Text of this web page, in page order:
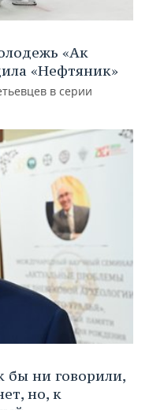
«Ак
«Нефтяник»
в серии
бы ни говорили,
но, к